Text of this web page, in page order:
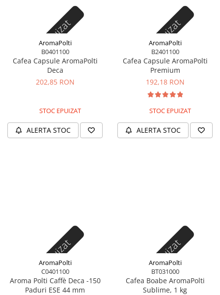
Stoc epuizat
AromaPolti
B0401100
Cafea Capsule AromaPolti
Deca
202,85 RON
STOC EPUIZAT
ALERTA STOC
Stoc epuizat
AromaPolti
B2401100
Cafea Capsule AromaPolti
Premium
192,18 RON
STOC EPUIZAT
ALERTA STOC
Stoc epuizat
AromaPolti
C0401100
Aroma Polti Caffè Deca -150
Paduri ESE 44 mm
Stoc epuizat
AromaPolti
BT031000
Cafea Boabe AromaPolti
Sublime, 1 kg